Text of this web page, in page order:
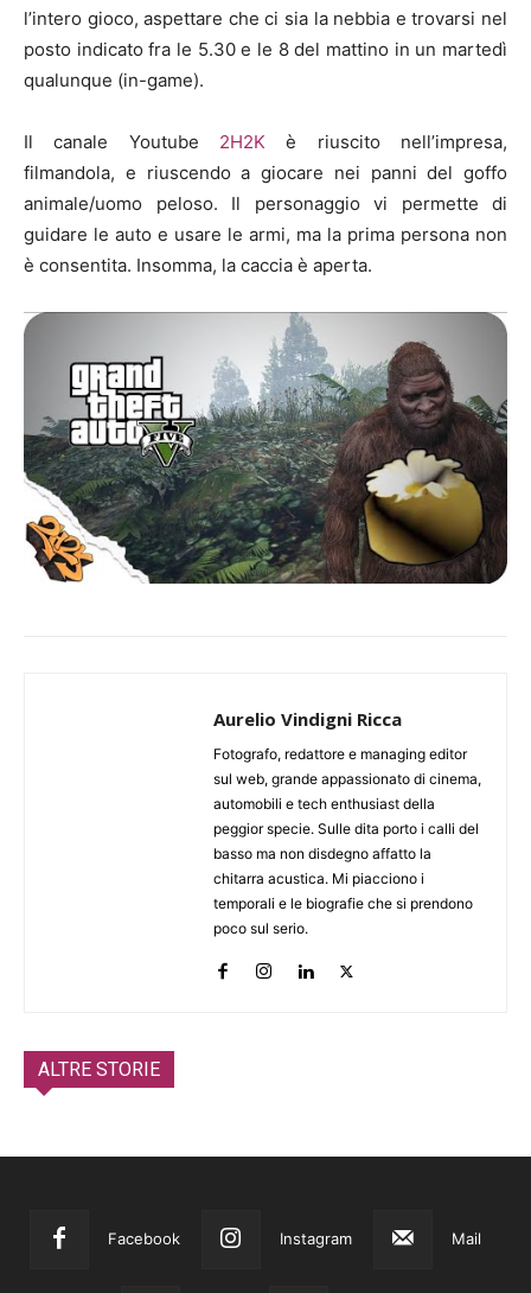
l’intero gioco, aspettare che ci sia la nebbia e trovarsi nel
posto indicato fra le 5.30 e le 8 del mattino in un martedì
qualunque (in-game).
Il canale Youtube 2H2K è riuscito nell’impresa,
filmandola, e riuscendo a giocare nei panni del goffo
animale/uomo peloso. Il personaggio vi permette di
guidare le auto e usare le armi, ma la prima persona non
è consentita. Insomma, la caccia è aperta.
Aurelio Vindigni Ricca
Fotografo, redattore e managing editor
sul web, grande appassionato di cinema,
automobili e tech enthusiast della
peggior specie. Sulle dita porto i calli del
basso ma non disdegno affatto la
chitarra acustica. Mi piacciono i
temporali e le biografie che si prendono
poco sul serio.
ALTRE STORIE
Facebook Instagram Mail